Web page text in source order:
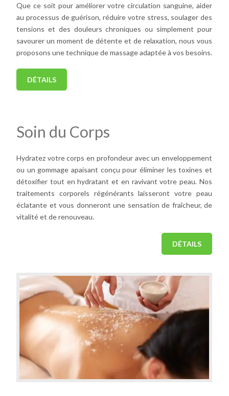
Que ce soit pour améliorer votre circulation sanguine, aider
au processus de guérison, réduire votre stress, soulager des
tensions et des douleurs chroniques ou simplement pour
savourer un moment de détente et de relaxation, nous vous
proposons une technique de massage adaptée à vos besoins.
DÉTAILS
Soin du Corps
Hydratez votre corps en profondeur avec un enveloppement
ou un gommage apaisant conçu pour éliminer les toxines et
détoxifier tout en hydratant et en ravivant votre peau. Nos
traitements corporels régénérants laisseront votre peau
éclatante et vous donneront une sensation de fraîcheur, de
vitalité et de renouveau.
DÉTAILS